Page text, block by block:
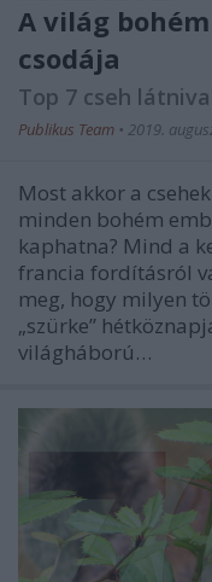
A világ
csodája
Top 7 cseh
Publikus Team • 2019.
Most akkor a
minden bohém
kaphatna? Mind a
francia fordításról
meg, hogy milyen
„szürke”
világháború…